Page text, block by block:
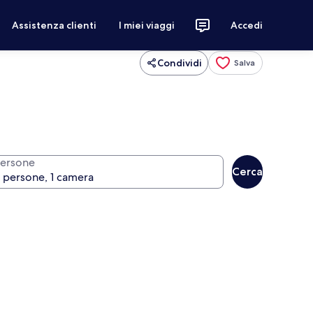
Assistenza clienti I miei viaggi Accedi
Condividi Salva
Cerca